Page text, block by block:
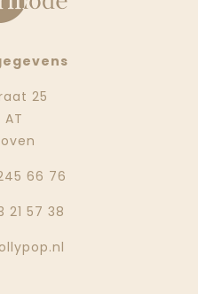
25
AT
66 76
21 57 38